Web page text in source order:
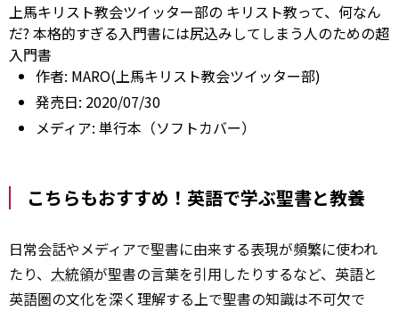
上馬キリスト教会ツイッター部の キリスト教って、何なん
だ? 本格的すぎる入門書には尻込みしてしまう人のための超
入門書
作者: MARO(上馬キリスト教会ツイッター部)
発売日: 2020/07/30
メディア: 単行本（ソフトカバー）
こちらもおすすめ！英語で学ぶ聖書と教養
日常会話やメディアで聖書に由来する表現が頻繁に使われ
たり、 大統領が聖書の言葉を引用したりするなど、英語と
英語圏の文化を深く理解する上で聖書の知識は不可欠で